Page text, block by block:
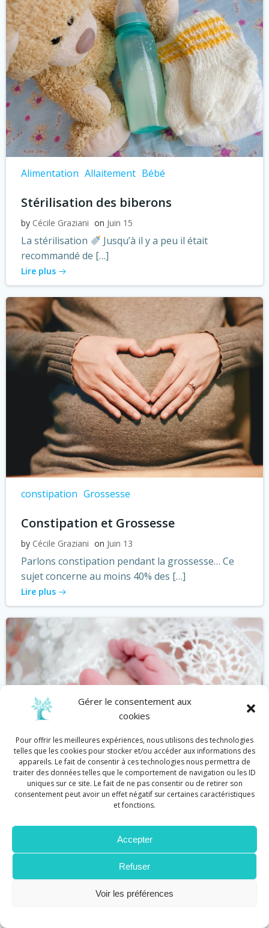
Gérer le consentement aux
cookies
Pour offrir les meilleures expériences, nous utilisons des technologies
telles que les cookies pour stocker et/ou accéder aux informations des
appareils. Le fait de consentir à ces technologies nous permettra de
traiter des données telles que le comportement de navigation ou les ID
uniques sur ce site. Le fait de ne pas consentir ou de retirer son
consentement peut avoir un effet négatif sur certaines caractéristiques
et fonctions.
Accepter
Refuser
Voir les préférences
Alimentation Allaitement Bébé
Stérilisation des biberons
by Cécile Graziani on Juin 15
La stérilisation
Jusqu’à il y a peu il était
recommandé de […]
Lire plus
constipation Grossesse
Constipation et Grossesse
by Cécile Graziani on Juin 13
Parlons constipation pendant la grossesse… Ce
sujet concerne au moins 40% des […]
Lire plus
Réflexologie et défenses immunitaires
Juin 11
Stimuler les défenses immunitaires en touchant
les pieds, en voilà une drôle […]